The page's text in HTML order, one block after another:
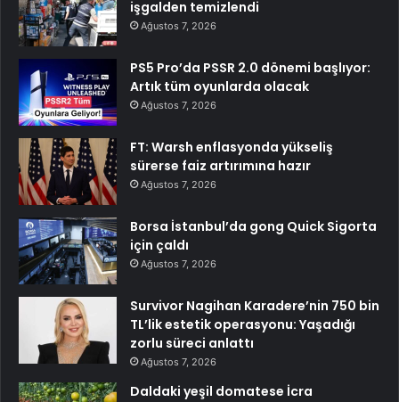
işgalden temizlendi
Ağustos 7, 2026
PS5 Pro’da PSSR 2.0 dönemi başlıyor:
Artık tüm oyunlarda olacak
Ağustos 7, 2026
FT: Warsh enflasyonda yükseliş
sürerse faiz artırımına hazır
Ağustos 7, 2026
Borsa İstanbul’da gong Quick Sigorta
için çaldı
Ağustos 7, 2026
Survivor Nagihan Karadere’nin 750 bin
TL’lik estetik operasyonu: Yaşadığı
zorlu süreci anlattı
Ağustos 7, 2026
Daldaki yeşil domatese İcra